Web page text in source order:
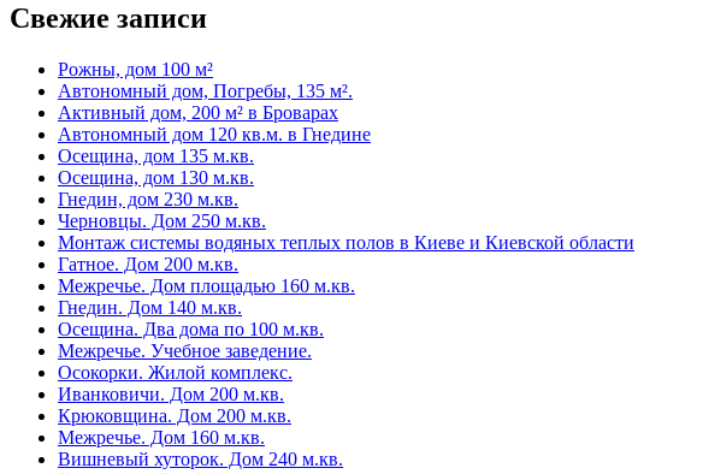
Свежие записи
Рожны, дом 100 м²
Автономный дом, Погребы, 135 м².
Активный дом, 200 м² в Броварах
Автономный дом 120 кв.м. в Гнедине
Осещина, дом 135 м.кв.
Осещина, дом 130 м.кв.
Гнедин, дом 230 м.кв.
Черновцы. Дом 250 м.кв.
Монтаж системы водяных теплых полов в Киеве и Киевской области
Гатное. Дом 200 м.кв.
Межречье. Дом площадью 160 м.кв.
Гнедин. Дом 140 м.кв.
Осещина. Два дома по 100 м.кв.
Межречье. Учебное заведение.
Осокорки. Жилой комплекс.
Иванковичи. Дом 200 м.кв.
Крюковщина. Дом 200 м.кв.
Межречье. Дом 160 м.кв.
Вишневый хуторок. Дом 240 м.кв.